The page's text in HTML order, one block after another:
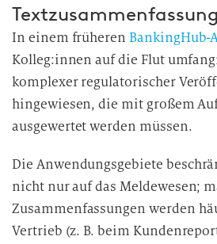
Textzusammenfassung
In einem früherenBankingHub-
Kolleg:innen auf die Flut
komplexer regulatorischer
hingewiesen, die mit großem
ausgewertet werden müssen.
Die Anwendungsgebiete
nicht nur auf das Meldewesen;
Zusammenfassungen werden
Vertrieb (z. B. beim